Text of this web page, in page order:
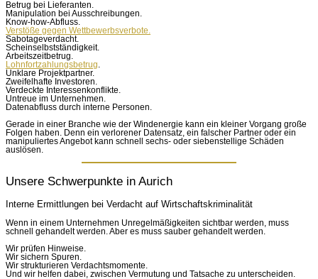
Betrug bei Lieferanten.
Manipulation bei Ausschreibungen.
Know-how-Abfluss.
Verstöße gegen Wettbewerbsverbote.
Sabotageverdacht.
Scheinselbstständigkeit.
Arbeitszeitbetrug.
Lohnfortzahlungsbetrug
Unklare Projektpartner.
Zweifelhafte Investoren.
Verdeckte Interessenkonflikte.
Untreue im Unternehmen.
Datenabfluss durch interne Personen.
Gerade in einer Branche wie der Windenergie kann ein kleiner Vorgang große
Folgen haben. Denn ein verlorener Datensatz, ein falscher Partner oder ein
manipuliertes Angebot kann schnell sechs- oder siebenstellige Schäden
auslösen.
Unsere Schwerpunkte in Aurich
Interne Ermittlungen bei Verdacht auf Wirtschaftskriminalität
Wenn in einem Unternehmen Unregelmäßigkeiten sichtbar werden, muss
schnell gehandelt werden. Aber es muss sauber gehandelt werden.
Wir prüfen Hinweise.
Wir sichern Spuren.
Wir strukturieren Verdachtsmomente.
Und wir helfen dabei, zwischen Vermutung und Tatsache zu unterscheiden.